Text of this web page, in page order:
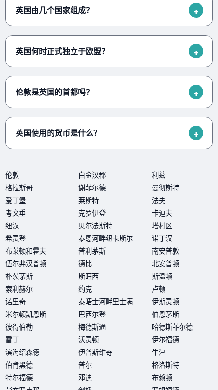
英国由几个国家组成？
英国何时正式独立于欧盟？
伦敦是英国的首都吗？
英国使用的货币是什么？
伦敦 白金汉郡
利兹
格拉斯哥
谢菲尔德
曼彻斯特
爱丁堡
莱斯特
法夫
考文垂
克罗伊登
卡迪夫
纽汉
贝尔法斯特
塔村区
希灵登
泰恩河畔纽卡斯尔
诺丁汉
布莱顿和霍夫
普利茅斯
南安普敦
伍尔弗汉普顿
德比
北安普顿
朴茨茅斯
斯旺西
斯温顿
索利赫尔
约克
卢顿
诺里奇
泰晤士河畔里士满
伊斯灵顿
米尔顿凯恩斯
巴西尔登
伯恩茅斯
彼得伯勒
梅德斯通
哈德斯菲尔德
雷丁
沃灵顿
伊尔福德
滨海绍森德
伊普斯维奇
牛津
伯肯黑德
普尔
格洛斯特
特尔福德
邓迪
布赖顿